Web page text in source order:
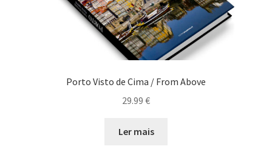
Porto Visto de Cima / From Above
29.99 €
Ler mais